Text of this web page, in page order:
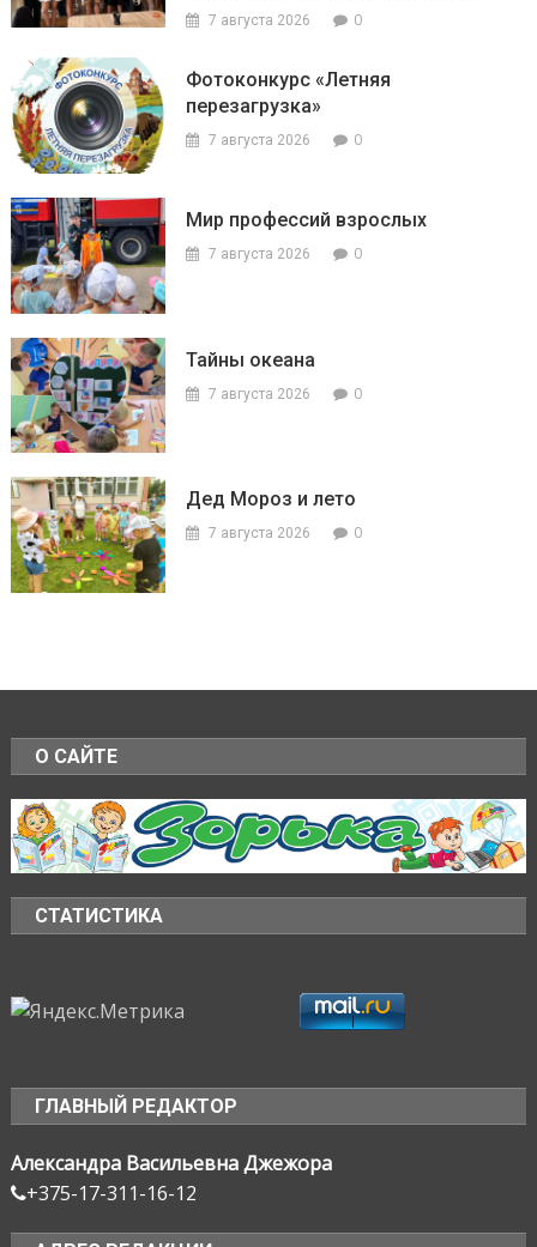
7 августа 2026 0
Фотоконкурс «Летняя
перезагрузка»
7 августа 2026 0
Мир профессий взрослых
7 августа 2026 0
Тайны океана
7 августа 2026 0
Дед Мороз и лето
7 августа 2026 0
О САЙТЕ
СТАТИСТИКА
ГЛАВНЫЙ РЕДАКТОР
Александра Васильевна Джежора
+375-17-311-16-12